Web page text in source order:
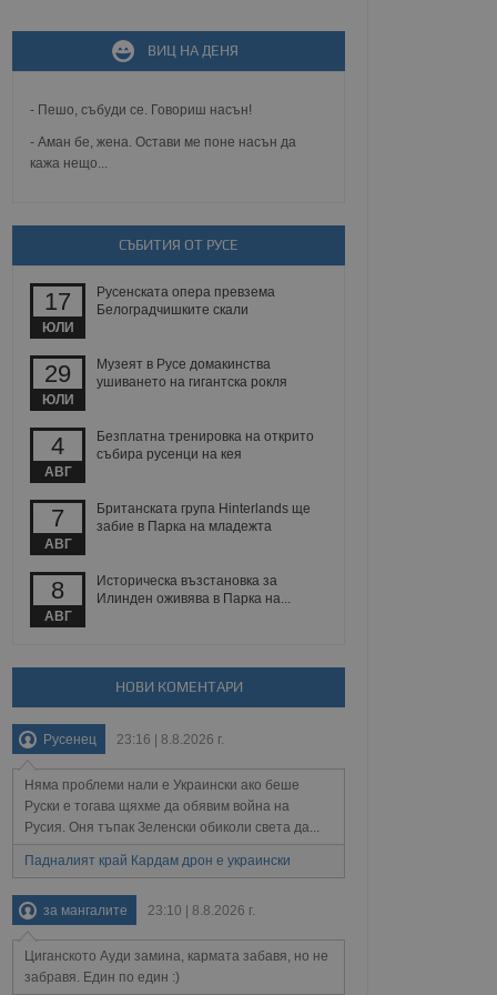
ВИЦ НА ДЕНЯ
- Пешо, събуди се. Говориш насън!
- Аман бе, жена. Остави ме поне насън да
кажа нещо...
СЪБИТИЯ ОТ РУСЕ
17
ЮЛИ
Русенската опера превзема
Белоградчишките скали
29
ЮЛИ
Музеят в Русе домакинства
ушиването на гигантска рокля
4
АВГ
Безплатна тренировка на открито
събира русенци на кея
7
АВГ
Британската група Hinterlands ще
забие в Парка на младежта
8
АВГ
Историческа възстановка за
Илинден оживява в Парка на...
НОВИ КОМЕНТАРИ
Русенец 23:16 | 8.8.2026 г.
Няма проблеми нали е Украински ако беше
Руски е тогава щяхме да обявим война на
Русия. Оня тъпак Зеленски обиколи света да...
Падналият край Кардам дрон е украински
за мангалите 23:10 | 8.8.2026 г.
Циганското Ауди замина, кармата забавя, но не
забравя. Един по един :)
зададена от уеб
известно като
при затваряне
данни за съгласието
сесии.
между хората
за да се правят
уебсайт.
на
бисквитките,
и
и
и предоставя
потребител може
на сайта. Тя
с
на
на сайта.
взаимодействия
и потребителския
събиране на данни
за
се
на тестване.
данни,
на посещенията,
били заредени.
опит.
на прегледи на
на
тя може
новата или
на сайта. Тя
която е
в целия
на социалните
Описание